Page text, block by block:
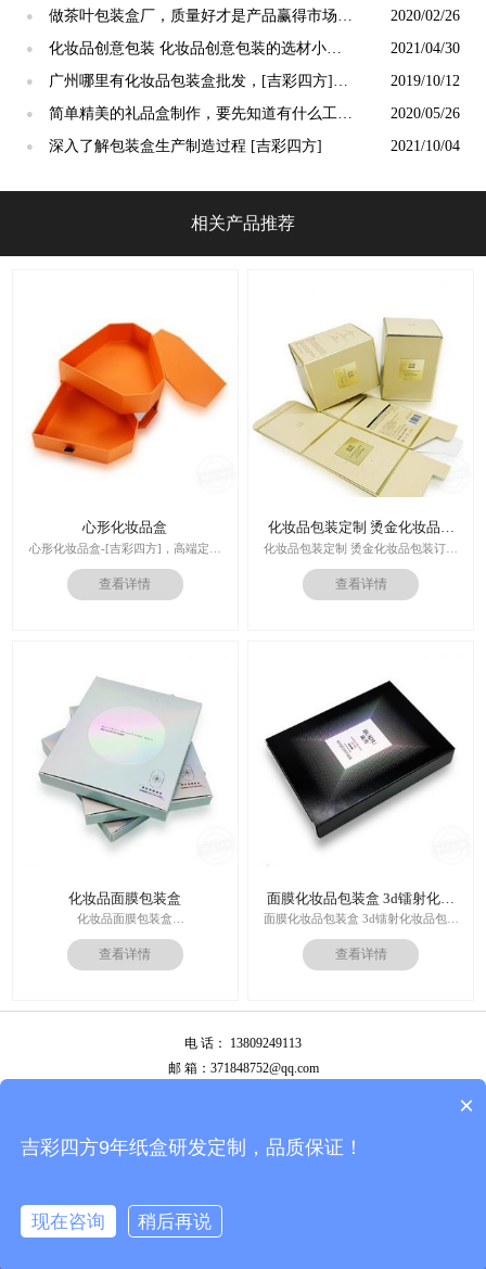
度?
●
做茶叶包装盒厂，质量好才是产品赢得市场的
关键[吉彩四方]
2020/02/26
●
化妆品创意包装 化妆品创意包装的选材小技
巧[吉彩四方]用心做好包装
2021/04/30
●
广州哪里有化妆品包装盒批发，[吉彩四方]设
备完善，多年生产经验
2019/10/12
●
简单精美的礼品盒制作，要先知道有什么工艺
可以来做[吉彩四方]
2020/05/26
● 深入了解包装盒生产制造过程 [吉彩四方] 2021/10/04
相关产品推荐
心形化妆品盒
心形化妆品盒-[吉彩四方]，高端定制
走心的礼品包装盒
多对1服务,德国SGD技术,3.0创意视觉
设计,实体工厂,德国海德堡7色UV印刷
查看详情
化妆品包装定制 烫金化妆品包
装订做
化妆品包装定制 烫金化妆品包装订做
厂家
印刷技术：专色印刷/四色印刷
作日
运输：全球发货，售后无忧
查看详情
化妆品面膜包装盒
化妆品面膜包装盒
材料：金银卡纸，特种纸
工艺：uv，击凸，烫金
价格：根据材质及工艺、数量报价
作日
查看详情
面膜化妆品包装盒 3d镭射化妆
品包装盒
面膜化妆品包装盒 3d镭射化妆品包装
盒
印刷技术：专色印刷/四色印刷
后工工艺：烫金/UV/凹凸/浮雕
周期：签订合同确认样板后7-15个工
查看详情
电 话： 13809249113
邮 箱：371848752@qq.com
拨打电话
×
吉彩四方9年纸盒研发定制，品质保证！
现在咨询 稍后再说